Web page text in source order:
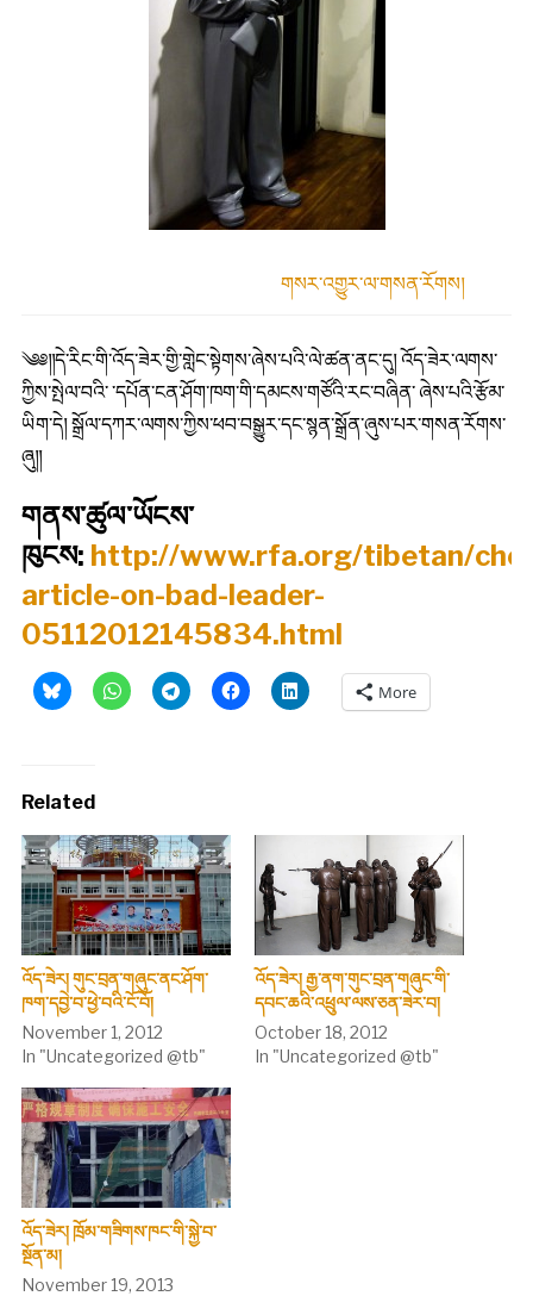
གསར་འགྱུར་ལ་གསན་རོགས།
༄༅༎དེ་རིང་གི་འོད་ཟེར་གྱི་གླེང་སྟེགས་ཞེས་པའི་ལེ་ཚན་ནང་དུ། འོད་ཟེར་ལགས་
ཀྱིས་སྤེལ་བའི་ ་དཔོན་ངན་ཤོག་ཁག་གི་དམངས་གཙོའི་རང་བཞིན་ ཞེས་པའི་རྩོམ་
ཡིག་དེ། སྒྲོལ་དཀར་ལགས་ཀྱིས་ཕབ་བསྒྱུར་དང་སྙན་སྒྲོན་ཞུས་པར་གསན་རོགས་
ཞུ༎
གནས་ཚུལ་ཡོངས་
ཁུངས: http://www.rfa.org/tibetan/
article-on-bad-leader-
05112012145834.html
More
Related
འོད་ཟེར། གུང་བྲན་གཞུང་ནང་ཤོག་
ཁག་དབྱེ་བ་ཕྱེ་བའི་ངོ་བོ།
November 1, 2012
In "Uncategorized @tb"
འོད་ཟེར། རྒྱ་ནག་གུང་བྲན་གཞུང་གི་
དབང་ཆའི་འཕྲུལ་ལས་ཅན་ཟེར་བ།
October 18, 2012
In "Uncategorized @tb"
འོད་ཟེར། ཁྲོམ་གཟིགས་ཁང་གི་སྐྱེ་བ་
སྔོན་མ།
November 19, 2013